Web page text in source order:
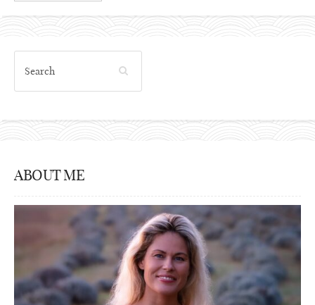
ABOUT ME